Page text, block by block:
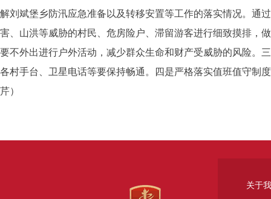
解刘斌堡乡防汛应急准备以及转移安置等工作的落实情况。通
害、山洪等威胁的村民、危房险户、滞留游客进行细致摸排，
要不外出进行户外活动，减少群众生命和财产受威胁的风险。
各村手台、卫星电话等要保持畅通。四是严格落实值班值守制
芹）
关于